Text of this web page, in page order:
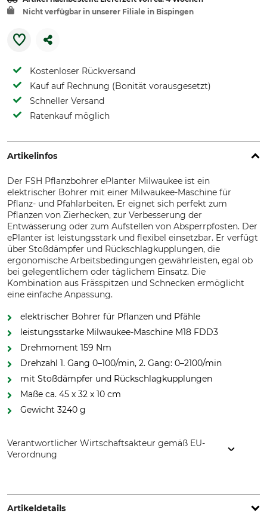
Nicht verfügbar in unserer Filiale in Bispingen
Kostenloser Rückversand
Kauf auf Rechnung (Bonität vorausgesetzt)
Schneller Versand
Ratenkauf möglich
Artikelinfos
Der FSH Pflanzbohrer ePlanter Milwaukee ist ein
elektrischer Bohrer mit einer Milwaukee-Maschine für
Pflanz- und Pfahlarbeiten. Er eignet sich perfekt zum
Pflanzen von Zierhecken, zur Verbesserung der
Entwässerung oder zum Aufstellen von Absperrpfosten. Der
ePlanter ist leistungsstark und flexibel einsetzbar. Er verfügt
über Stoßdämpfer und Rückschlagkupplungen, die
ergonomische Arbeitsbedingungen gewährleisten, egal ob
bei gelegentlichem oder täglichem Einsatz. Die
Kombination aus Frässpitzen und Schnecken ermöglicht
eine einfache Anpassung.
elektrischer Bohrer für Pflanzen und Pfähle
leistungsstarke Milwaukee-Maschine M18 FDD3
Drehmoment 159 Nm
Drehzahl 1. Gang 0–100/min, 2. Gang: 0–2100/min
mit Stoßdämpfer und Rückschlagkupplungen
Maße ca. 45 x 32 x 10 cm
Gewicht 3240 g
Verantwortlicher Wirtschaftsakteur gemäß EU-
Verordnung
Denmark, www.fshmachines.com
Artikeldetails